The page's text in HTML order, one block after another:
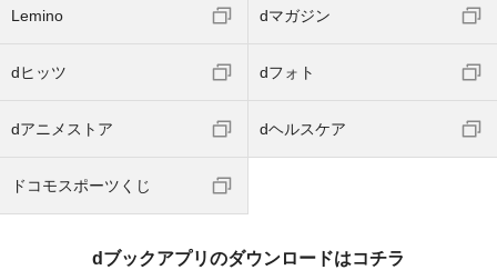
Lemino dマガジン
dヒッツ dフォト
dアニメストア dヘルスケア
ドコモスポーツくじ
dブックアプリのダウンロードはコチラ